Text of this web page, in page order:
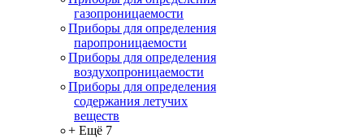
газопроницаемости
Приборы для определения
паропроницаемости
Приборы для определения
воздухопроницаемости
Приборы для определения
содержания летучих
веществ
+ Ещё 7